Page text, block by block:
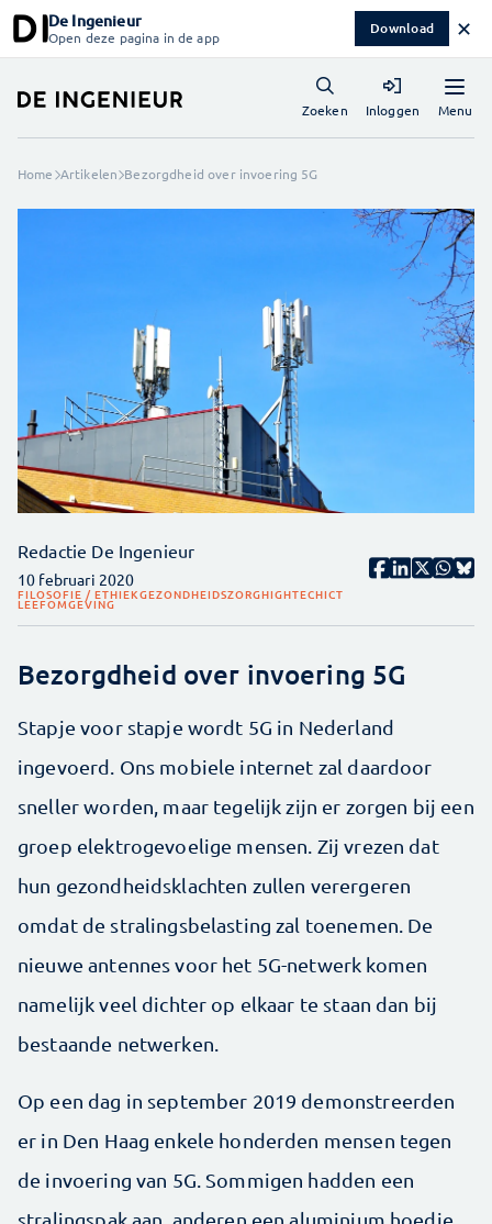
De Ingenieur
Open deze pagina in de app Download ✕
Menu
Zoeken Inloggen
Home Artikelen Bezorgdheid over invoering 5G
Redactie De Ingenieur
10 februari 2020
FILOSOFIE / ETHIEKGEZONDHEIDSZORGHIGHTECHICT
LEEFOMGEVING
Bezorgdheid over invoering 5G
Stapje voor stapje wordt 5G in Nederland
ingevoerd. Ons mobiele internet zal daardoor
sneller worden, maar tegelijk zijn er zorgen bij een
groep elektrogevoelige mensen. Zij vrezen dat
hun gezondheidsklachten zullen verergeren
omdat de stralingsbelasting zal toenemen. De
nieuwe antennes voor het 5G-netwerk komen
namelijk veel dichter op elkaar te staan dan bij
bestaande netwerken.
Op een dag in september 2019 demonstreerden
er in Den Haag enkele honderden mensen tegen
de invoering van 5G. Sommigen hadden een
stralingspak aan, anderen een aluminium hoedje